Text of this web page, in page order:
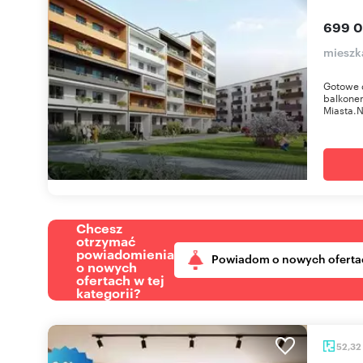
699
Gotowe
Chcesz
otrzymać
powiadomienia
o nowych
ofertach w tej
kategorii?
Powiadom o nowych
52,32